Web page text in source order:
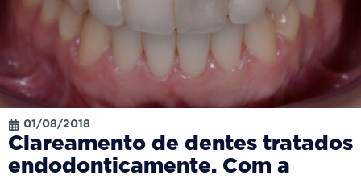
01/08/2018
Clareamento de dentes tratados
endodonticamente. Com a